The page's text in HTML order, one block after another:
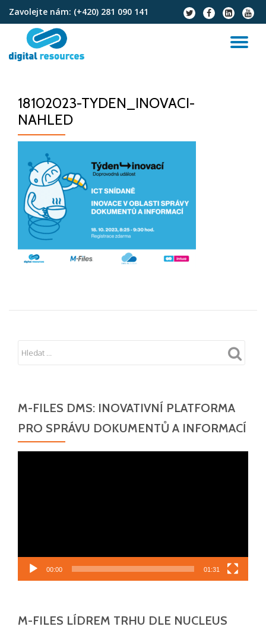
Přeskočit
obsah
Zavolejte nám: (+420) 281 090 141
fa-
twitter
fa-
facebook
fa-
linkedin-
square
fa-
18102023-TYDEN_INOVACI-
NAHLED
M-FILES DMS: INOVATIVNÍ PLATFORMA
PRO SPRÁVU DOKUMENTŮ A INFORMACÍ
00:00 01:31
M-FILES LÍDREM TRHU DLE NUCLEUS